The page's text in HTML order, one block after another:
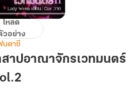
โหลด
วอย่าง
นตาซี
าปอาณาจักรเวทมนตร์